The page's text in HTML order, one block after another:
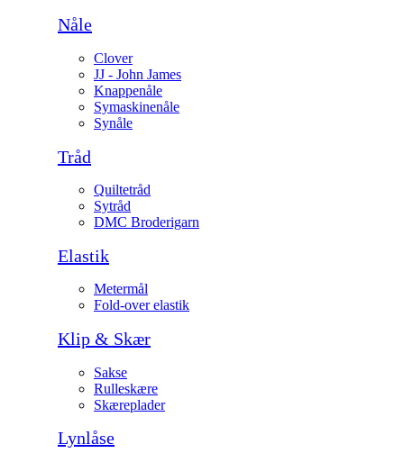
Nåle
Clover
JJ - John James
Knappenåle
Symaskinenåle
Synåle
Tråd
Quiltetråd
Sytråd
DMC Broderigarn
Elastik
Metermål
Fold-over elastik
Klip & Skær
Sakse
Rulleskære
Skæreplader
Lynlåse